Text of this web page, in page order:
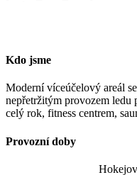
Kdo jsme
Moderní víceúčelový areál
nepřetržitým provozem ledu
celý rok, fitness centrem,
Provozní doby